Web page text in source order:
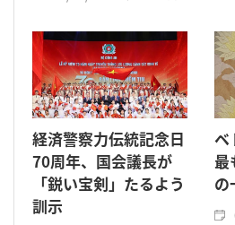
経済警察力伝統記念日
70周年、国会議長が
「鋭い宝剣」たるよう
訓示
ベ
最
の